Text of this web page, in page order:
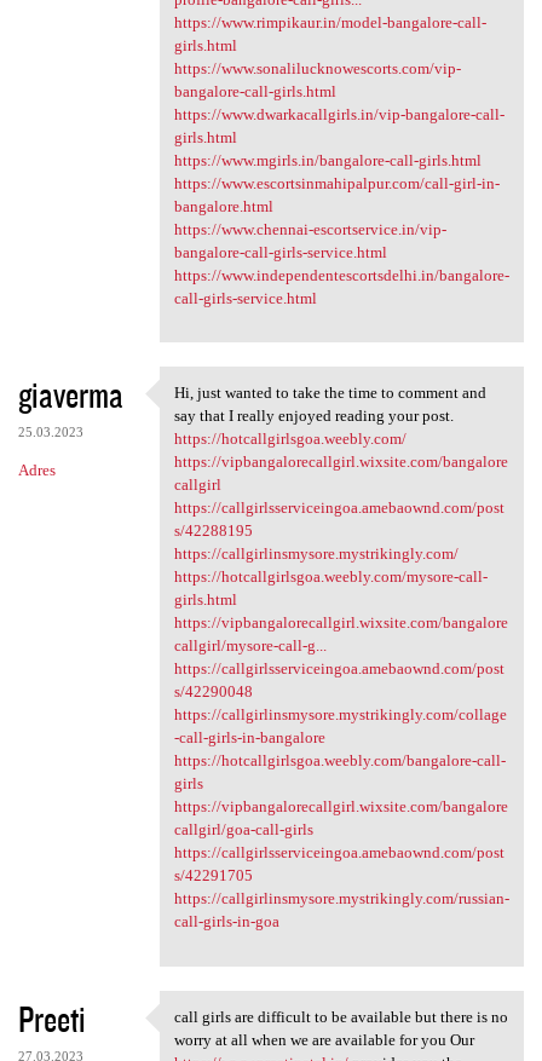
https://www.rimpikaur.in/model-bangalore-call-
girls.html
https://www.sonalilucknowescorts.com/vip-
bangalore-call-girls.html
https://www.dwarkacallgirls.in/vip-bangalore-call-
girls.html
https://www.mgirls.in/bangalore-call-girls.html
https://www.escortsinmahipalpur.com/call-girl-in-
bangalore.html
https://www.chennai-escortservice.in/vip-
bangalore-call-girls-service.html
https://www.independentescortsdelhi.in/bangalore-
call-girls-service.html
giaverma
25.03.2023
Adres
Hi, just wanted to take the
Hi, just wanted to take the time to comment and
say that I really enjoyed reading your post.
https://hotcallgirlsgoa.weebly.com/
https://vipbangalorecallgirl.wixsite.com/bangalore
callgirl
https://callgirlsserviceingoa.amebaownd.com/post
s/42288195
https://callgirlinsmysore.mystrikingly.com/
https://hotcallgirlsgoa.weebly.com/mysore-call-
girls.html
https://vipbangalorecallgirl.wixsite.com/bangalore
callgirl/mysore-call-g...
https://callgirlsserviceingoa.amebaownd.com/post
s/42290048
https://callgirlinsmysore.mystrikingly.com/collage
-call-girls-in-bangalore
https://hotcallgirlsgoa.weebly.com/bangalore-call-
girls
https://vipbangalorecallgirl.wixsite.com/bangalore
callgirl/goa-call-girls
https://callgirlsserviceingoa.amebaownd.com/post
s/42291705
https://callgirlinsmysore.mystrikingly.com/russian-
call-girls-in-goa
Preeti
27.03.2023
call girls are difficult to
call girls are difficult to be available but there is no
worry at all when we are available for you Our